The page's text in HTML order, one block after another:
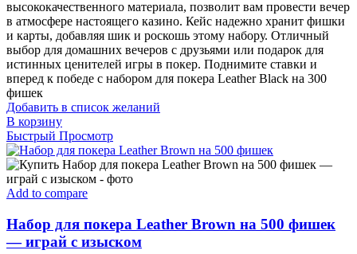
высококачественного материала, позволит вам провести вечер
в атмосфере настоящего казино. Кейс надежно хранит фишки
и карты, добавляя шик и роскошь этому набору. Отличный
выбор для домашних вечеров с друзьями или подарок для
истинных ценителей игры в покер. Поднимите ставки и
вперед к победе с набором для покера Leather Black на 300
фишек
Добавить в список желаний
В корзину
Быстрый Просмотр
Add to compare
Набор для покера Leather Brown на 500 фишек
— играй с изыском